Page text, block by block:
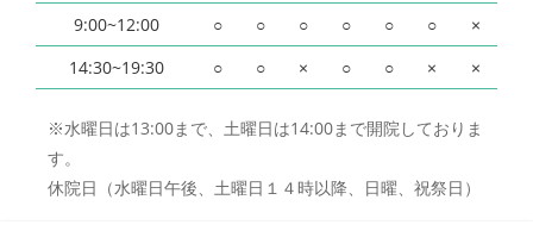
9:00~12:00
○ ○ ○ ○ ○ ○
×
14:30~19:30
○ ○ × ○ ○ × ×
※水曜日は13:00まで、土曜日は14:00まで開院しておりま
す。
休院日（水曜日午後、土曜日１４時以降、日曜、祝祭日）